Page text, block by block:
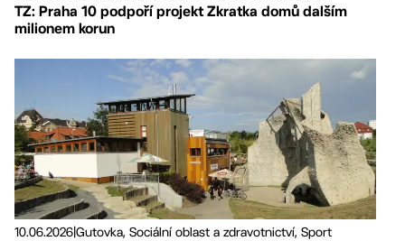
TZ: Praha 10 podpoří projekt Zkratka domů dalším
milionem korun
10.06.2026Gutovka, Sociální oblast a zdravotnictví, Sport